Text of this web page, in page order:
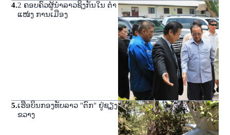
4.2 ຄອບຄົວຜູ້ນໍາລາວຊິງກັນໃນ ຕໍາ
ແໜ່ງ ການເມືອງ
5.ເຮືອບິນກອງທັບລາວ "ຕົກ" ຢູ່ຊຽງ
ຂວາງ